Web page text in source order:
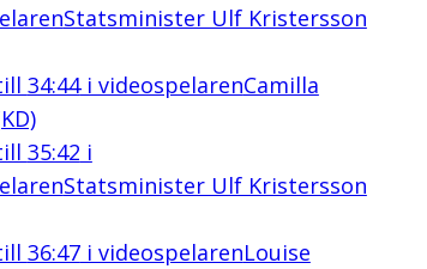
Statsminister Ulf Kristersson
34:44i videospelarenCamilla
35:42 i
Statsminister Ulf Kristersson
36:47i videospelarenLouise